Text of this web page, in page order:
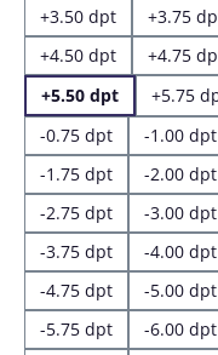
+3.50 dpt
+3.75
+4.50 dpt
+4.75
+5.50 dpt
+5.75
-0.75 dpt
-1.00 dpt
-1.75 dpt
-2.00 dpt
-2.75 dpt
-3.00 dpt
-3.75 dpt
-4.00 dpt
-4.75 dpt
-5.00 dpt
-5.75 dpt
-6.00 dpt